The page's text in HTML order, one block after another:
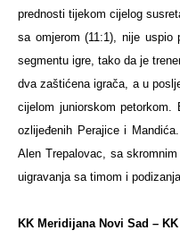
prednosti tijekom cijelog
sa omjerom (11:1), nije uspio
segmentu igre, tako da je
dva zaštićena igrača, a u
cijelom juniorskom petorkom.
ozlijeđenih Perajice i
Alen Trepalovac, sa
uigravanja sa timom i
KK Meridijana Novi Sad –